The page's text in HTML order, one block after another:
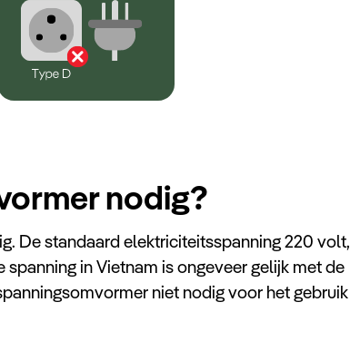
nodig?
De standaard elektriciteitsspanning 220 volt,
in Vietnam is ongeveer gelijk met de
niet nodig voor het gebruik